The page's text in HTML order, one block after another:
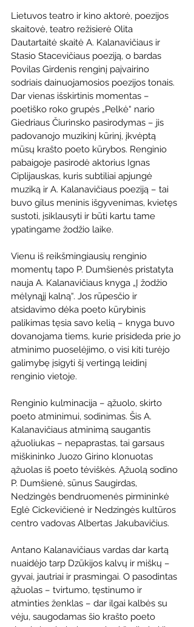
Lietuvos teatro ir kino aktorė, poezijos
skaitovė, teatro režisierė Olita
Dautartaitė skaitė A. Kalanavičiaus ir
Stasio Stacevičiaus poeziją, o bardas
Povilas Girdenis renginį paįvairino
sodriais dainuojamosios poezijos tonais.
Dar vienas išskirtinis momentas –
poetiško roko grupės „Pelkė“ nario
Giedriaus Čiurinsko pasirodymas – jis
padovanojo muzikinį kūrinį, įkvėptą
mūsų krašto poeto kūrybos. Renginio
pabaigoje pasirodė aktorius Ignas
Ciplijauskas, kuris subtiliai apjungė
muziką ir A. Kalanavičiaus poeziją – tai
buvo gilus meninis išgyvenimas, kvietęs
sustoti, įsiklausyti ir būti kartu tame
ypatingame žodžio laike.
Vienu iš reikšmingiausių renginio
momentų tapo P. Dumšienės pristatyta
nauja A. Kalanavičiaus knyga „Į žodžio
mėlynąjį kalną“. Jos rūpesčio ir
atsidavimo dėka poeto kūrybinis
palikimas tęsia savo kelią – knyga buvo
dovanojama tiems, kurie prisideda prie jo
atminimo puoselėjimo, o visi kiti turėjo
galimybę įsigyti šį vertingą leidinį
renginio vietoje.
Renginio kulminacija – ąžuolo, skirto
poeto atminimui, sodinimas. Šis A.
Kalanavičiaus atminimą saugantis
ąžuoliukas – nepaprastas, tai garsaus
miškininko Juozo Girino klonuotas
ąžuolas iš poeto tėviškės. Ąžuolą sodino
P. Dumšienė, sūnus Saugirdas,
Nedzingės bendruomenės pirmininkė
Eglė Cickevičienė ir Nedzingės kultūros
centro vadovas Albertas Jakubavičius.
Antano Kalanavičiaus vardas dar kartą
nuaidėjo tarp Dzūkijos kalvų ir miškų –
gyvai, jautriai ir prasmingai. O pasodintas
ąžuolas – tvirtumo, tęstinumo ir
atminties ženklas – dar ilgai kalbės su
vėju, saugodamas šio krašto poeto